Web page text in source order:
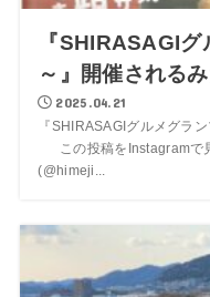
『SHIRASAGI
～』開催されるみ
2025.04.21
『SHIRASAGIグルメグラ
この投稿を
(@himeji...